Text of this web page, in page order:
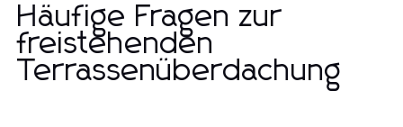
Häufige Fragen zur
freistehenden
Terrassenüberdachung